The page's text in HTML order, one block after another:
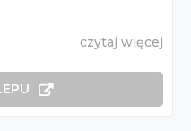
czytaj więcej